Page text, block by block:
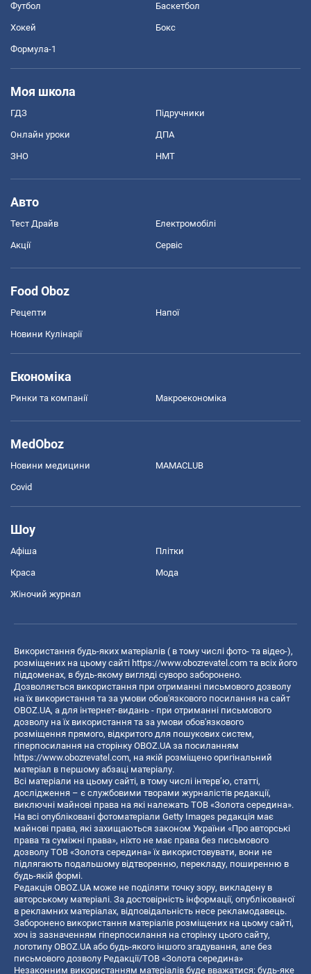
Футбол Баскетбол
Хокей Бокс
Формула-1
Моя школа
ГДЗ Підручники
Онлайн уроки ДПА
ЗНО НМТ
Авто
Тест Драйв Електромобілі
Акції Сервіс
Food Oboz
Рецепти Напої
Новини Кулінарії
Економіка
Ринки та компанії Макроекономіка
MedOboz
Новини медицини MAMACLUB
Covid
Шоу
Афіша Плітки
Краса Мода
Жіночий журнал
Використання будь-яких матеріалів ( в тому числі фото- та відео-),
розміщених на цьому сайті https://www.obozrevatel.com та всіх його
піддоменах, в будь-якому вигляді суворо заборонено.
Дозволяється використання при отриманні письмового дозволу
на їх використання та за умови обов'язкового посилання на сайт
OBOZ.UA, а для інтернет-видань - при отриманні письмового
дозволу на їх використання та за умови обов'язкового
розміщення прямого, відкритого для пошукових систем,
гіперпосилання на сторінку OBOZ.UA за посиланням
https://www.obozrevatel.com, на якій розміщено оригінальний
матеріал в першому абзаці матеріалу.
Всі матеріали на цьому сайті, в тому числі інтерв’ю, статті,
дослідження – є службовими творами журналістів редакції,
виключні майнові права на які належать ТОВ «Золота середина».
На всі опубліковані фотоматеріали Getty Images редакція має
майнові права, які захищаються законом України «Про авторські
права та суміжні права», ніхто не має права без письмового
дозволу ТОВ «Золота середина» їх використовувати, вони не
підлягають подальшому відтворенню, перекладу, поширенню в
будь-якій формі.
Редакція OBOZ.UA може не поділяти точку зору, викладену в
авторському матеріалі. За достовірність інформації, опублікованої
в рекламних матеріалах, відповідальність несе рекламодавець.
Заборонено використання матеріалів розміщених на цьому сайті,
хоч із зазначенням гіперпосилання на сторінку цього сайту,
логотипу OBOZ.UA або будь-якого іншого згадування, але без
письмового дозволу Редакції/ТОВ «Золота середина»
Незаконним використанням матеріалів буде вважатися: будь-яке